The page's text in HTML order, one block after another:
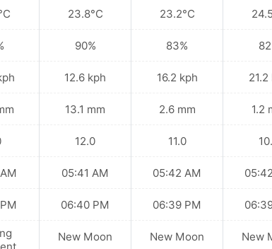
23.8°C
90%
12.6 kph
13.1 mm
12.0
05:41 AM
06:40 PM
New Moon
23.2°C
83%
16.2 kph
2.6 mm
11.0
05:42 AM
06:39 PM
New Moon
21.2
1.2
New